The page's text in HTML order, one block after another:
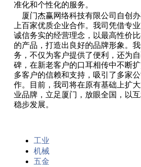
准化和个性化的服务。
厦门杰赢网络科技有限公司自创
上百家优质企业合作。我司凭借专
诚信务实的经营理念，以最高性价
的产品，打造出良好的品牌形象。
务，不仅为客户提供了便利，还为
碑，在新老客户的口耳相传中不断
多客户的信赖和支持，吸引了多家
作。目前，我司将在原有基础上扩
业品牌，立足厦门，放眼全国，以
稳步发展。
工业
机械
五金